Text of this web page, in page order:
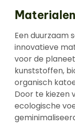
Een duurzaam
innovatieve
voor de
kunststoffen,
organisch
Door te kiezen
ecologische